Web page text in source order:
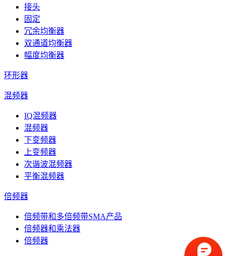
接头
固定
冗余均衡器
双通道均衡器
幅度均衡器
环形器
混频器
IQ混频器
混频器
下变频器
上变频器
次谐波混频器
平衡混频器
倍频器
倍频带和多倍频带SMA产品
倍频器和乘法器
倍频器